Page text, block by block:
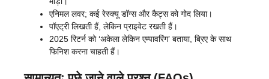
एनिमल लवर; कई रेस्क्यू डॉग्स और कैट्स को गोद लिया।
पॉएट्री लिखती हैं, लेकिन प्राइवेट रखती हैं।
2025 रिटर्न को ‘अकेला लेकिन एम्पावरिंग’ बताया, ब्रिए के साथ
फिनिश करना चाहती हैं।